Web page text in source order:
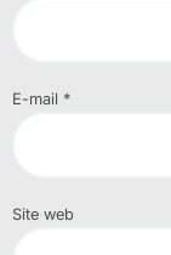
E-mail *
Site web